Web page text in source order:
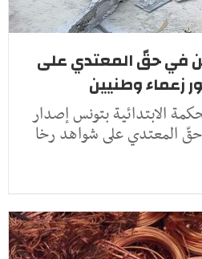
في حقّ المعتدي على
زعماء وطنيين
الابتدائية بتونس إصدار
حقّ المعتدي على شواهد رخا